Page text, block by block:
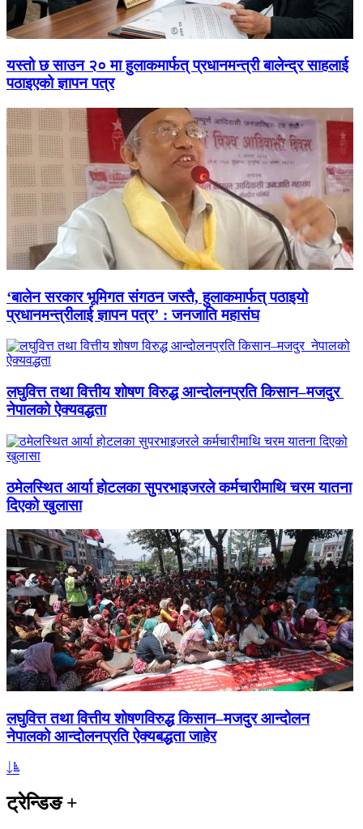
यस्तो छ साउन २० मा हुलाकमार्फत् प्रधानमन्त्री बालेन्द्र साहलाई
पठाइएको ज्ञापन पत्र
‘बालेन सरकार भूमिगत संगठन जस्तै, हुलाकमार्फत् पठाइयो
प्रधानमन्त्रीलाई ज्ञापन पत्र’ : जनजाति महासंघ
लघुवित्त तथा वित्तीय शोषण विरुद्ध आन्दोलनप्रति किसान–मजदुर
नेपालको ऐक्यवद्धता
ठमेलस्थित आर्या होटलका सुपरभाइजरले कर्मचारीमाथि चरम यातना
दिएको खुलासा
लघुवित्त तथा वित्तीय शोषणविरुद्ध किसान–मजदुर आन्दोलन
नेपालको आन्दोलनप्रति ऐक्यबद्धता जाहेर
ट्रेन्डिङ+